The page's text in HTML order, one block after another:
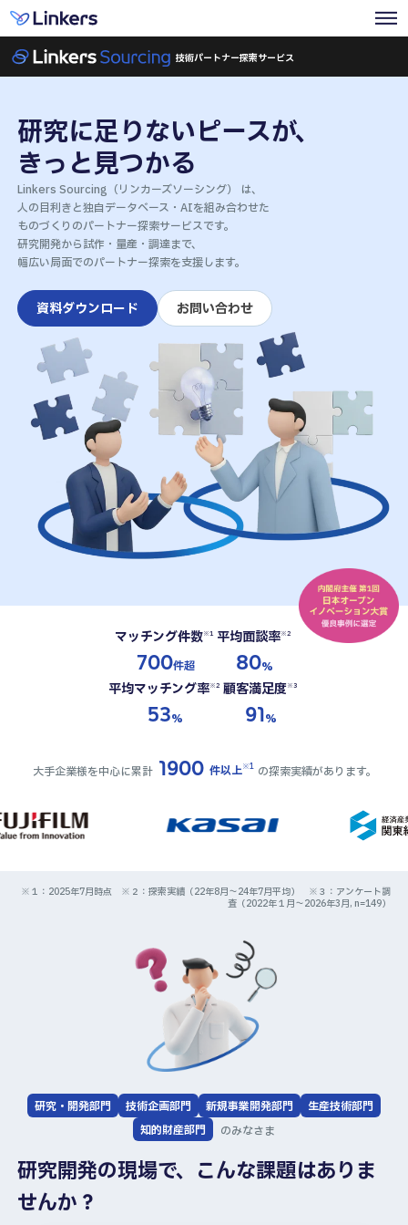
技術パートナー探索サービス
研究に足りないピースが、
きっと見つかる
Linkers Sourcing（リンカーズソーシング） は、
人の目利きと独自データベース・AIを組み合わせた
ものづくりのパートナー探索サービスです。
研究開発から試作・量産・調達まで、
幅広い局面でのパートナー探索を支援します。
資料ダウンロード お問い合わせ
マッチング件数※1
700件超
平均面談率※2
80%
平均マッチング率※2
53%
顧客満足度※3
91%
大手企業様を中心に累計 1900 件以上※1 の探索実績があります。
※１：2025年7月時点 ※２：探索実績（22年8月～24年7月平均） ※３：アンケート調
査（2022年１月～2026年3月, n=149）
研究・開発部門 技術企画部門 新規事業開発部門
生産技術部門
知的財産部門
のみなさま
研究開発の現場で、こんな課題はありま
せんか？